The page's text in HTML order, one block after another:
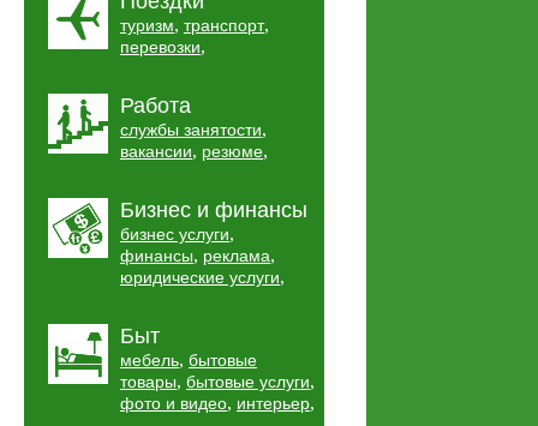
туризм, транспорт,
перевозки,
Работа
службы занятости,
вакансии, резюме,
Бизнес и финансы
бизнес услуги,
финансы, реклама,
юридические услуги,
Быт
мебель, бытовые
товары, бытовые услуги,
фото и видео, интерьер,